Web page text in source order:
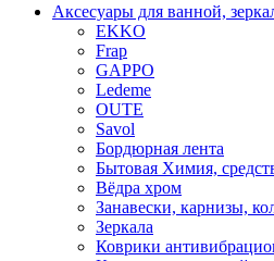
Аксесуары для ванной,
EKKO
Frap
GAPPO
Ledeme
OUTE
Savol
Бордюрная лента
Бытовая Химия,
Вёдра хром
Занавески, карнизы,
Зеркала
Коврики